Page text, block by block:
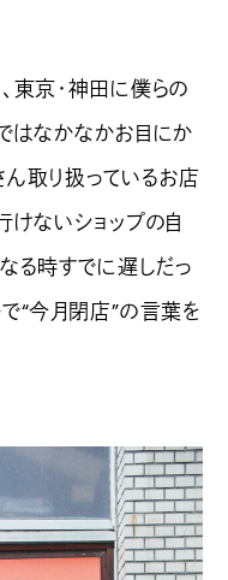
東京・神田に僕らの
はなかなかお目にか
取り扱っているお店
けないショップの自
る時すでに遅しだっ
“今月閉店”の言葉を